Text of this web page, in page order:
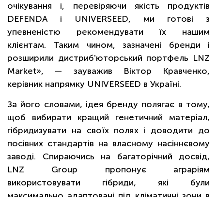
очікування і, перевіряючи якість продуктів
DEFENDA і UNIVERSEED, ми готові з
упевненістю рекомендувати їх нашим
клієнтам. Таким чином, зазначені бренди і
розширили дистриб'юторський портфель LNZ
Market», — зауважив Віктор Кравченко,
керівник напрямку UNIVERSEED в Україні.
За його словами, ідея бренду полягає в тому,
щоб вибирати кращий генетичний матеріал,
гібридизувати на своїх полях і доводити до
посівних стандартів на власному насіннєвому
заводі. Спираючись на багаторічний досвід,
LNZ Group пропонує аграріям
використовувати гібриди, які були